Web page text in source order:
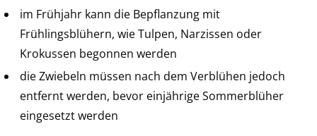
im Frühjahr kann die Bepflanzung mit
Frühlingsblühern, wie Tulpen, Narzissen oder
Krokussen begonnen werden
die Zwiebeln müssen nach dem Verblühen jedoch
entfernt werden, bevor einjährige Sommerblüher
eingesetzt werden